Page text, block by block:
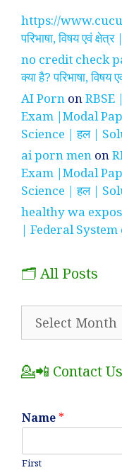
https://
परिभाषा, विषय एवं
no credit check
क्या है? परिभाषा,
AI Porn onRBSE
Exam |Modal
Science | हल |
ai porn men on
Exam |Modal
Science | हल |
healthy wa
| Federal
🗂️ All Posts
💁📲 Contact Us
Name *
First